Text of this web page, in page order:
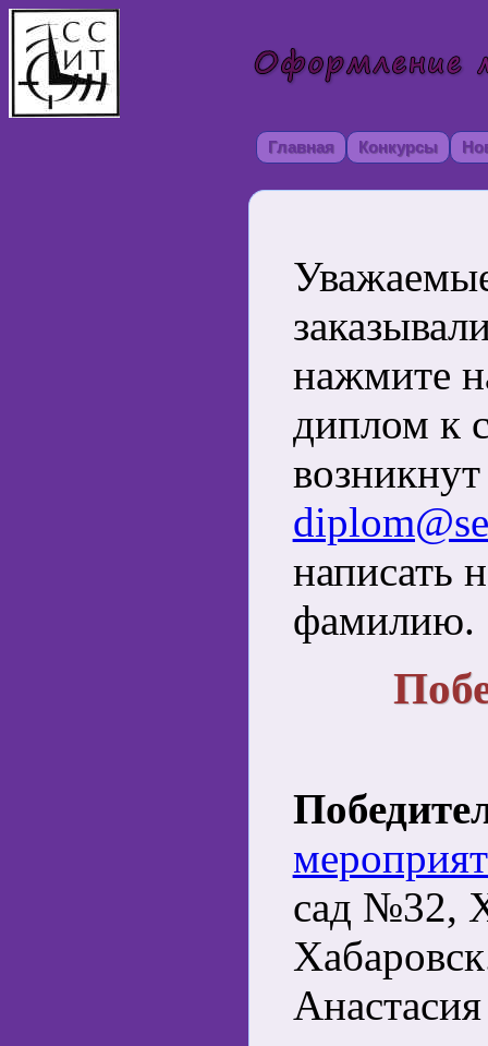
Главная Конкурсы
нажмите
диплом к
написать
фамилию.
сад №32,